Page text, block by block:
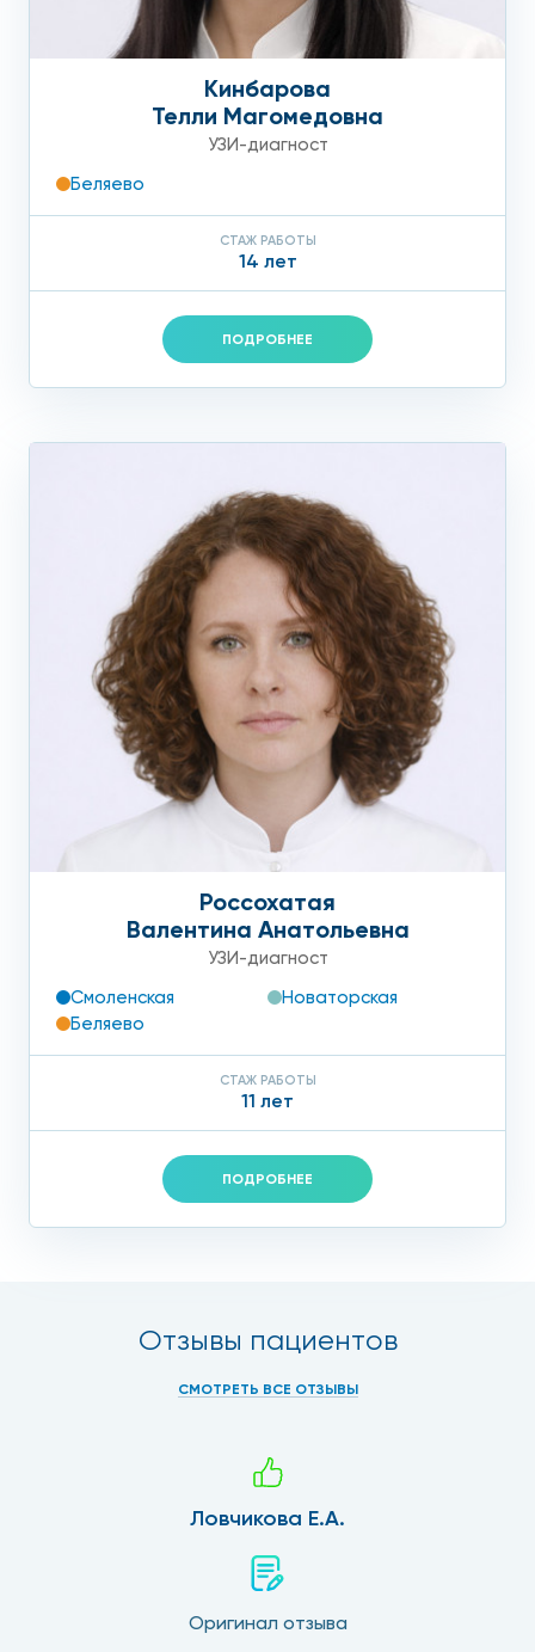
Кинбарова
Телли Магомедовна
УЗИ-диагност
Беляево
СТАЖ РАБОТЫ
14 лет
ПОДРОБНЕЕ
Россохатая
Валентина Анатольевна
УЗИ-диагност
Смоленская
Новаторская
Беляево
СТАЖ РАБОТЫ
11 лет
ПОДРОБНЕЕ
Отзывы пациентов
СМОТРЕТЬ ВСЕ ОТЗЫВЫ
Ловчикова Е.А.
Оригинал отзыва